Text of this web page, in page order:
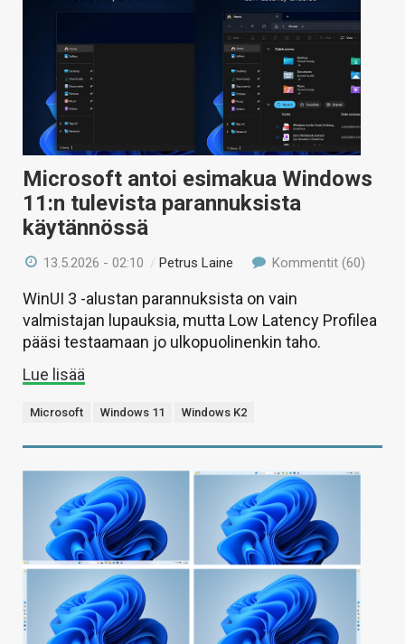
Microsoft antoi esimakua Windows
11:n tulevista parannuksista
käytännössä
13.5.2026 - 02:10 /Petrus Laine Kommentit (60)
WinUI 3 -alustan parannuksista on vain
valmistajan lupauksia, mutta Low Latency Profilea
pääsi testaamaan jo ulkopuolinenkin taho.
Lue lisää
Microsoft Windows 11 Windows K2